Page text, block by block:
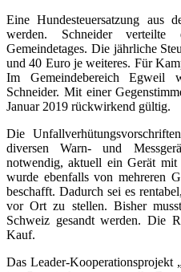
Eine Hundesteuersatzung aus
werden. Schneider
Gemeindetages. Die jährliche
und 40 Euro je weiteres. Für
Im Gemeindebereich Egweil
Schneider. Mit einer
Januar 2019 rückwirkend gültig.
Die
diversen Warn- und
notwendig, aktuell ein Gerät
wurde ebenfalls von mehreren
beschafft. Dadurch sei es
vor Ort zu stellen. Bisher
Schweiz gesandt werden. Die
Kauf.
Das Leader-Kooperationsprojekt